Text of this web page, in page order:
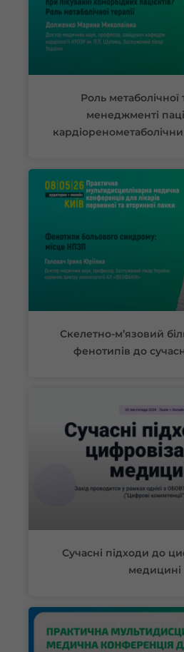
Роль метаболічної
менеджменті
Скелетно-м’язовий
фенотипів до
Сучасні підходи до
медицині